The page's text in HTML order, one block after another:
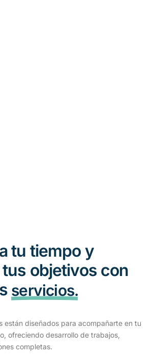
tu tiempo y
objetivos con
servicios.
están diseñados para acompañarte en tu
ofreciendo desarrollo de trabajos,
completas.